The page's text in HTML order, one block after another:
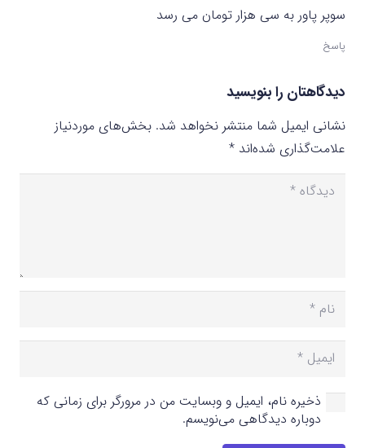
سوپر پاور به سی هزار تومان می رسد
پاسخ
دیدگاهتان را بنویسید
نشانی ایمیل شما منتشر نخواهد شد. بخش‌های موردنیاز
علامت‌گذاری شده‌اند *
ذخیره نام، ایمیل و وبسایت من در مرورگر برای زمانی که
دوباره دیدگاهی می‌نویسم.